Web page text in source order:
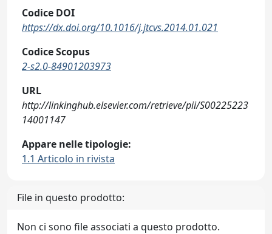
Codice DOI
https://dx.doi.org/10.1016/j.jtcvs.2014.01.021
Codice Scopus
2-s2.0-84901203973
URL
http://linkinghub.elsevier.com/retrieve/pii/S00225223
14001147
Appare nelle tipologie:
1.1 Articolo in rivista
File in questo prodotto:
Non ci sono file associati a questo prodotto.